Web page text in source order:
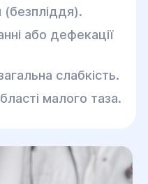
(безпліддя).
або дефекації
слабкість.
малого таза.